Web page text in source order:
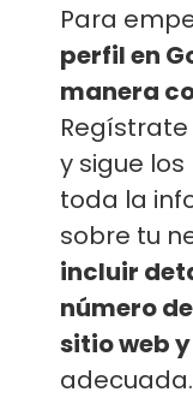
Para
perfil en
manera
y sigue
toda la
sobre tu
incluir
número
sitio web
adecuada.